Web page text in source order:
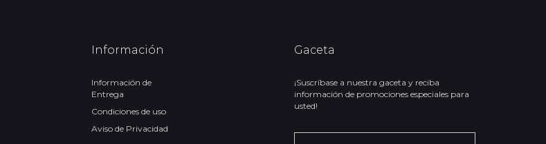
Información
Información de
Entrega
Condiciones de uso
Aviso de Privacidad
Gaceta
¡Suscríbase a nuestra gaceta y reciba
información de promociones especiales para
usted!